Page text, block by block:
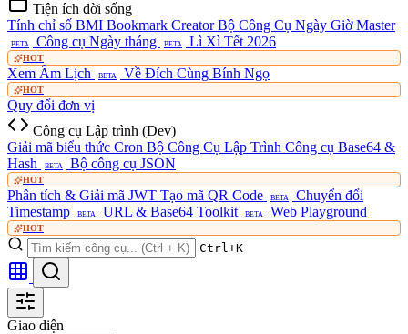
Tiện ích đời sống
Tính chỉ số BMI Bookmark CreatorBộ Công Cụ Ngày Giờ Master
BETA Công cụ Ngày tháng BETA Lì Xì Tết 2026
HOT
Xem Âm Lịch BETA Về Đích Cùng Bính Ngọ
HOT
Quy đổi đơn vị
Công cụ Lập trình (Dev)
Giải mã biểu thức Cron Bộ Công Cụ Lập Trình Công cụ Base64 &
Hash
BETA Bộ công cụ JSON
HOT
Phân tích & Giải mã JWT Tạo mã QR Code BETA
Chuyển đổi
Timestamp
BETA URL & Base64 Toolkit BETA Web Playground
HOT
Ctrl+K
Giao diện